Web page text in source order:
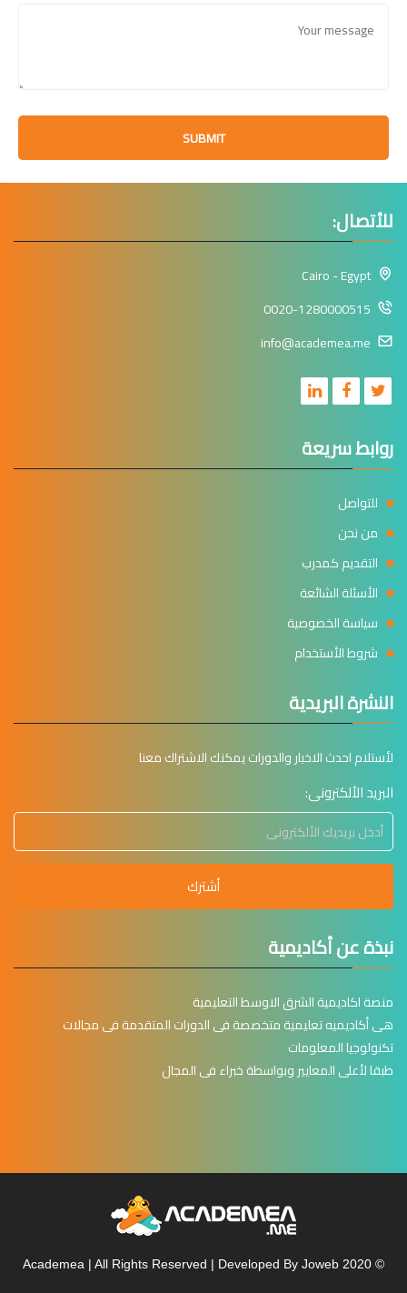
SUBMIT
للأتصال:
Cairo - Egypt
0020-1280000515
info@academea.me
روابط سريعة
للتواصل
من نحن
التقديم كمدرب
الأسئلة الشائعة
سياسة الخصوصية
شروط الأستخدام
النشرة البريدية
لأستلام احدث الاخبار والدورات يمكنك الاشتراك معنا
البريد الألكترونى:
أشترك
نبذة عن أكاديمية
منصة اكاديمية الشرق الاوسط التعليمية
هى أكاديميه تعليمية متخصصة فى الدورات المتقدمة فى مجالات
تكنولوجيا المعلومات
طبقا لأعلى المعايير وبواسطة خبراء فى المجال
© 2020 Academea | All Rights Reserved | Developed By Joweb